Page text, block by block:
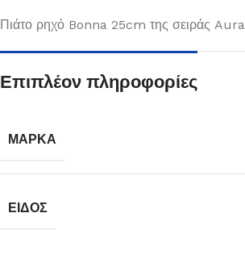
Πιάτο ρηχό Bonna 25cm της σειράς Aura
Επιπλέον πληροφορίες
ΜΆΡΚΑ
ΕΊΔΟΣ